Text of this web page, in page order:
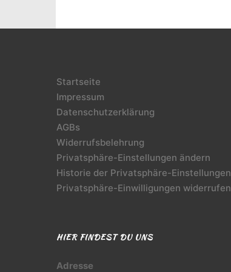
Startseite
Impressum
Datenschutzerklärung
AGBs
Widerrufsbelehrung
Privatsphäre-Einstellungen ändern
Historie der Privatsphäre-Einstellungen
Privatsphäre-Einwilligungen widerrufen
HIER FINDEST DU UNS
Adresse